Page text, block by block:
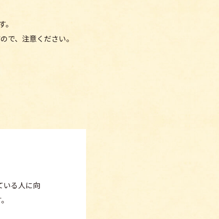
で、注意ください。
いる人に向